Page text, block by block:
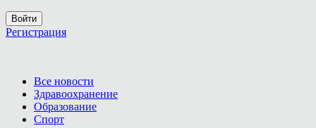
Войти
Регистрация
Все новости
Здравоохранение
Образование
Спорт